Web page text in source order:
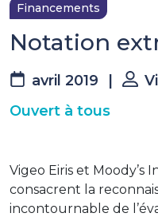
Financements
Notation
avril 2019
Ouvert à tous
Vigeo Eiris et Moody’s
consacrent la
incontournable de